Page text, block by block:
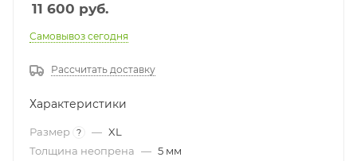
11 600 руб.
Самовывоз сегодня
Рассчитать доставку
Характеристики
Размер ? — XL
Толщина неопрена — 5 мм